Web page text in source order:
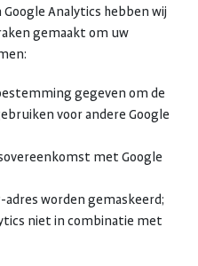
Analytics hebben wij
gemaakt om uw
gegeven om de
voor andere Google
met Google
worden gemaskeerd;
niet in combinatie met